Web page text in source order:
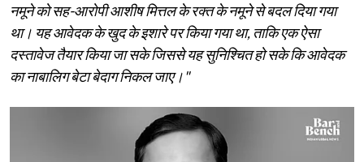
नमूने को सह-आरोपी आशीष मित्तल के रक्त के नमूने से बदल दिया गया
था। यह आवेदक के खुद के इशारे पर किया गया था, ताकि एक ऐसा
दस्तावेज तैयार किया जा सके जिससे यह सुनिश्चित हो सके कि आवेदक
का नाबालिग बेटा बेदाग निकल जाए।"